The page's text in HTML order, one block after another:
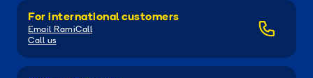
For international customers
Email RamiCall
Call us